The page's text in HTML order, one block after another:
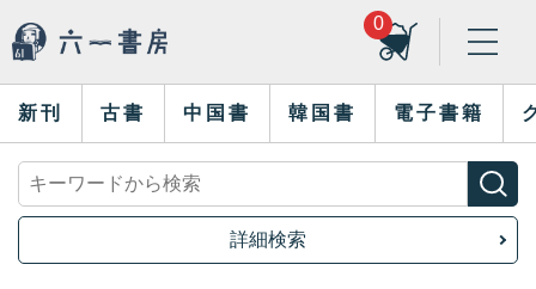
0
新刊 古書 中国書 韓国書 電子書籍
詳細検索